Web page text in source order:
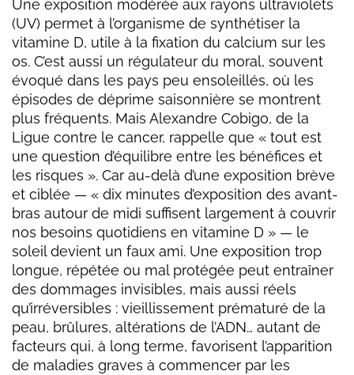
Une exposition modérée aux rayons ultraviolets
(UV) permet à l’organisme de synthétiser la
vitamine D, utile à la fixation du calcium sur les
os. C’est aussi un régulateur du moral, souvent
évoqué dans les pays peu ensoleillés, où les
épisodes de déprime saisonnière se montrent
plus fréquents. Mais Alexandre Cobigo, de la
Ligue contre le cancer, rappelle que « tout est
une question d’équilibre entre les bénéfices et
les risques ». Car au-delà d’une exposition brève
et ciblée — « dix minutes d’exposition des avant-
bras autour de midi suffisent largement à couvrir
nos besoins quotidiens en vitamine D » — le
soleil devient un faux ami. Une exposition trop
longue, répétée ou mal protégée peut entraîner
des dommages invisibles, mais aussi réels
qu’irréversibles : vieillissement prématuré de la
peau, brûlures, altérations de l’ADN… autant de
facteurs qui, à long terme, favorisent l’apparition
de maladies graves à commencer par les